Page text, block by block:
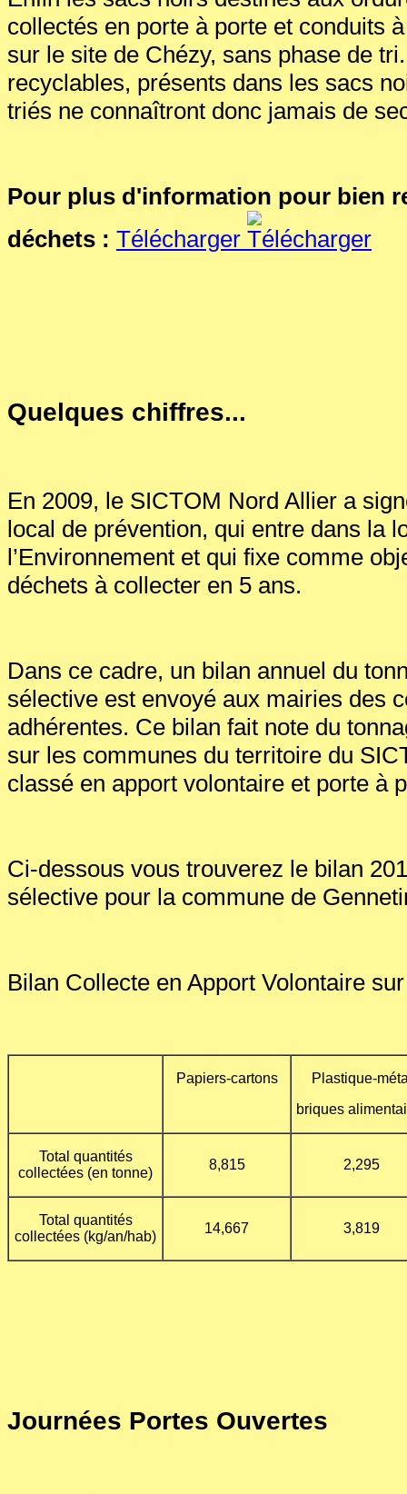
collectés en porte à porte et conduits
sur le site de Chézy, sans phase de
recyclables, présents dans les sacs
triés ne connaîtront donc jamais de
Pour plus d'information pour bien
déchets : Télécharger
Quelques chiffres...
En 2009, le SICTOM Nord Allier a
local de prévention, qui entre dans la
l’Environnement et qui fixe comme
déchets à collecter en 5 ans.
Dans ce cadre, un bilan annuel du
sélective est envoyé aux mairies des
adhérentes. Ce bilan fait note du
sur les communes du territoire du
classé en apport volontaire et porte à
Ci-dessous vous trouverez le bilan
sélective pour la commune de
Bilan Collecte en Apport Volontaire
Papiers-cartons
Plastique-
briques
Total quantités
collectées (en tonne)
8,815 2,295
Total quantités
collectées (kg/an/hab)
14,667 3,819
Journées Portes Ouvertes